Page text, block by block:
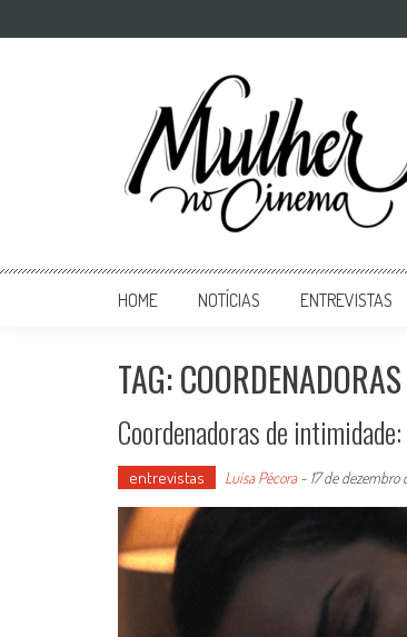
Mulher no Cinema
HOME NOTÍCIAS ENTREVISTAS
TAG:
Coordenadoras de
entrevistas Luísa Pécora- 17 de dezembro